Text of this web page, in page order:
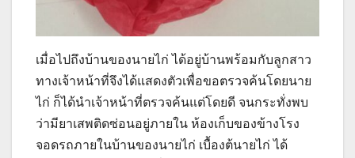
เมื่อไปถึงบ้านของนายไก่ ได้อยู่บ้านพร้อมกับลูกสาว
ทางเจ้าหน้าที่จึงได้แสดงตัวเพื่อขอตรวจค้นโดยนาย
ไก่ ก็ได้นำเจ้าหน้าที่ตรวจค้นแต่โดยดี จนกระทั่งพบ
ว่ามียาเสพติดซ่อนอยู่ภายใน ห้องเก็บของข้างโรง
จอดรถภายในบ้านของนายไก่ เบื้องต้นายไก่ ได้